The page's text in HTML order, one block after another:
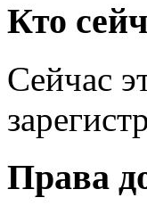
Кто
Сейчас
Права